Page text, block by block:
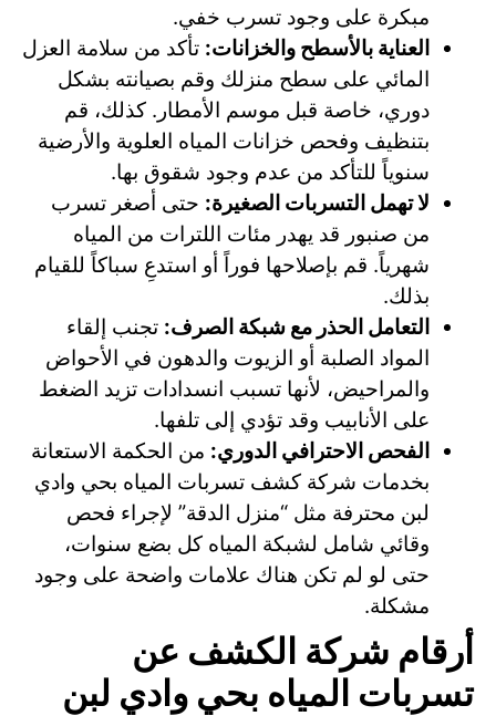
مبكرة على وجود تسرب خفي.
العناية بالأسطح والخزانات: تأكد من سلامة العزل
المائي على سطح منزلك وقم بصيانته بشكل
دوري، خاصة قبل موسم الأمطار. كذلك، قم
بتنظيف وفحص خزانات المياه العلوية والأرضية
سنوياً للتأكد من عدم وجود شقوق بها.
لا تهمل التسربات الصغيرة: حتى أصغر تسرب
من صنبور قد يهدر مئات اللترات من المياه
شهرياً. قم بإصلاحها فوراً أو استدعِ سباكاً للقيام
بذلك.
التعامل الحذر مع شبكة الصرف: تجنب إلقاء
المواد الصلبة أو الزيوت والدهون في الأحواض
والمراحيض، لأنها تسبب انسدادات تزيد الضغط
على الأنابيب وقد تؤدي إلى تلفها.
الفحص الاحترافي الدوري: من الحكمة الاستعانة
بخدمات شركة كشف تسربات المياه بحي وادي
لبن محترفة مثل “منزل الدقة” لإجراء فحص
وقائي شامل لشبكة المياه كل بضع سنوات،
حتى لو لم تكن هناك علامات واضحة على وجود
مشكلة.
أرقام شركة الكشف عن
تسربات المياه بحي وادي لبن